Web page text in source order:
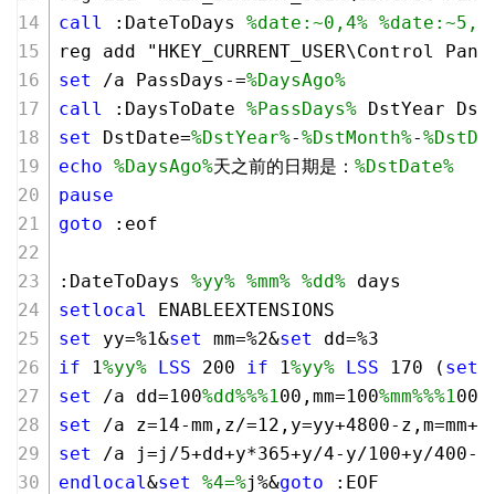
call
:DateToDays %date:~0,4%
reg add
set
/a PassDays-=%DaysAgo%
call
:DaysToDate %PassDays% DstYear
set
DstDate=%DstYear%-%DstMonth%-
echo %DaysAgo%天之前的日期是： %DstDate%
pause
goto :eof
:DateToDays %yy% %mm% %dd% days
setlocal
ENABLEEXTENSIONS
set
yy=%1&set mm=%2&set dd=%3
if
1%yy% LSS 200 if 1%yy% LSS 170 ( set
set
/a dd=100%dd%%%100,mm=100%mm%%%100
set
/a z=14-mm,z/=12 ,y=yy+4800-z,m=mm+
set
/a j=j/5+dd+y*365+y/4-y/100+y/400-
endlocal&set %4=%j%&goto :EOF